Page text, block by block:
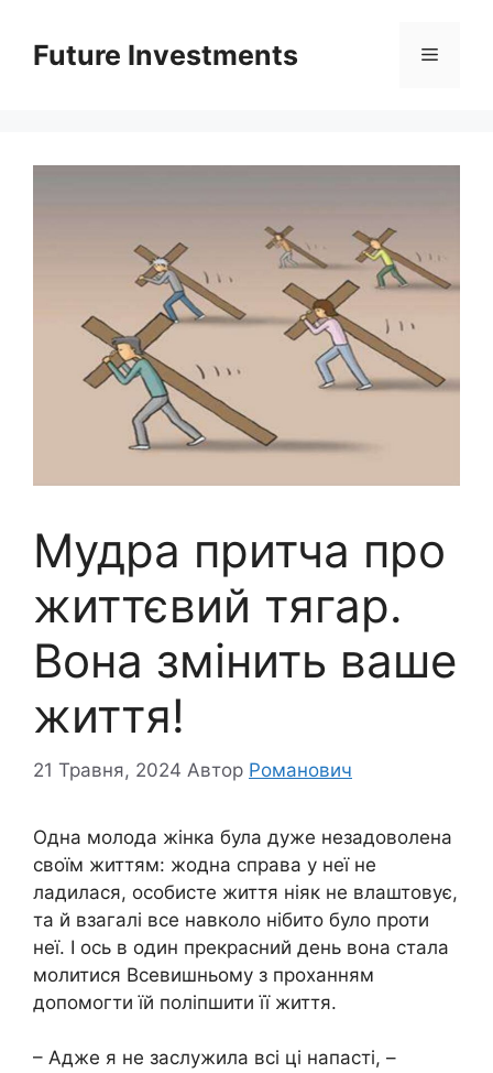
вмістуFuture Investments Меню
Мудра притча про
життєвий тягар.
Вона змінить ваше
життя!
21 Травня, 2024 Автор Романович
Одна молода жінка була дуже незадоволена
своїм життям: жодна справа у неї не
ладилася, особисте життя ніяк не влаштовує,
та й взагалі все навколо нібито було проти
неї. І ось в один прекрасний день вона стала
молитися Всевишньому з проханням
допомогти їй поліпшити її життя.
– Адже я не заслужила всі ці напасті, –